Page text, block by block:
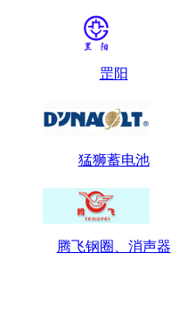
罡阳
猛狮蓄电池
腾飞钢圈、消声器